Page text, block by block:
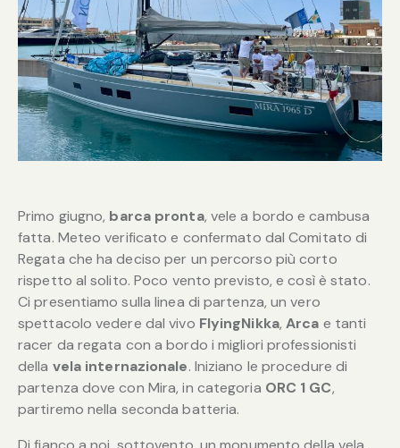
Primo giugno, barca pronta, vele a bordo e cambusa
fatta. Meteo verificato e confermato dal Comitato di
Regata che ha deciso per un percorso più corto
rispetto al solito. Poco vento previsto, e così è stato.
Ci presentiamo sulla linea di partenza, un vero
spettacolo vedere dal vivo FlyingNikka,Arca e tanti
racer da regata con a bordo i migliori professionisti
della vela internazionale. Iniziano le procedure di
partenza dove con Mira, in categoria ORC 1 GC,
partiremo nella seconda batteria.